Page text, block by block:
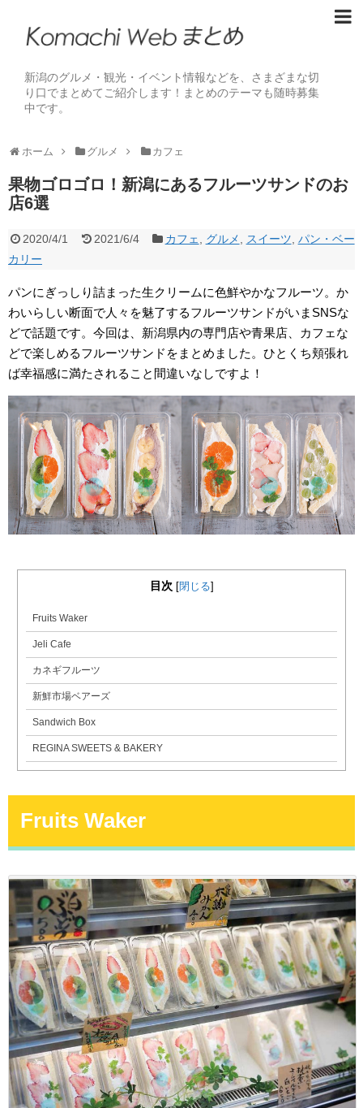
新潟のグルメ・観光・イベント情報などを、さまざまな切
り口でまとめてご紹介します！まとめのテーマも随時募集
中です。
ホーム グルメ カフェ
果物ゴロゴロ！新潟にあるフルーツサンドのお
店6選
2020/4/1 2021/6/4 カフェ グルメ スイーツ パン・ベー
カリー
パンにぎっしり詰まった生クリームに色鮮やかなフルーツ。か
わいらしい断面で人々を魅了するフルーツサンドがいまSNSな
どで話題です。今回は、新潟県内の専門店や青果店、カフェな
どで楽しめるフルーツサンドをまとめました。ひとくち頬張れ
ば幸福感に満たされること間違いなしですよ！
目次 [閉じる]
Fruits Waker
Jeli Cafe
カネギフルーツ
新鮮市場ベアーズ
Sandwich Box
REGINA SWEETS & BAKERY
Fruits Waker